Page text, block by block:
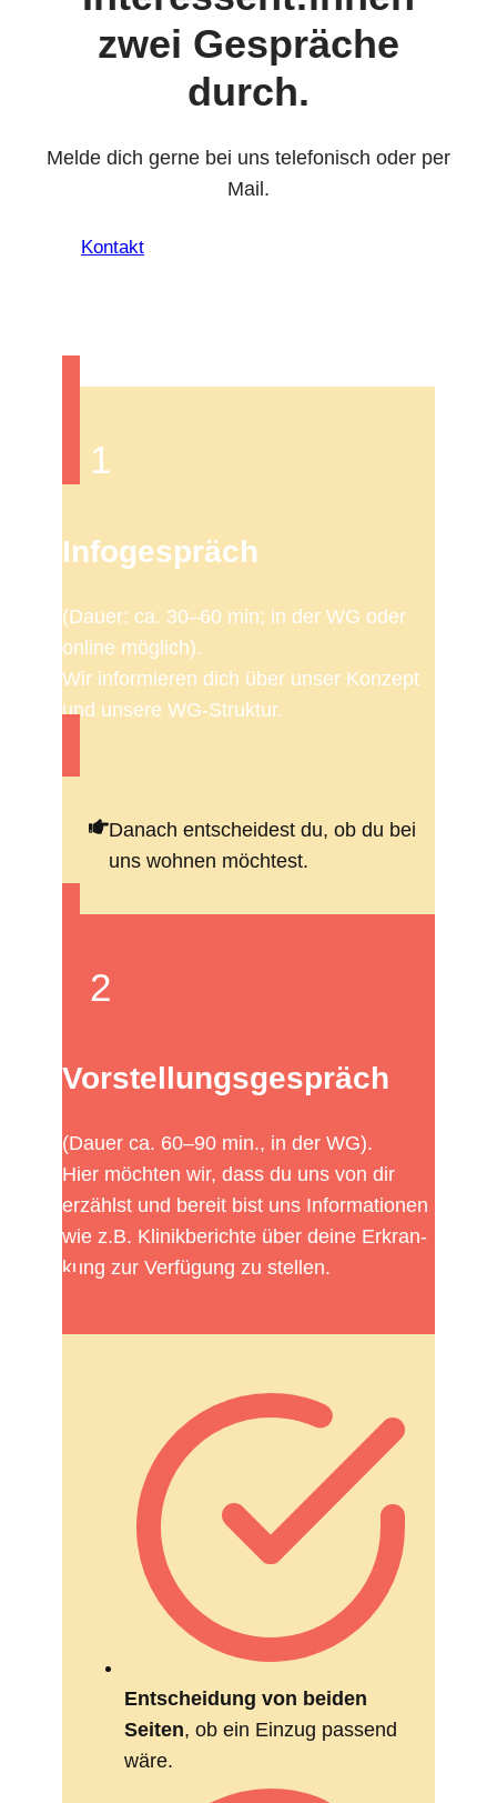
zwei Gespräche
durch.
Melde dich gerne bei uns tele­fo­nisch oder per
Mail.
Kontakt
1
Info­ge­spräch
(Dauer: ca. 30–60 min; in der WG oder
online möglich).
Wir infor­mieren dich über unser Konzept
und unsere WG-Struktur.
Danach entschei­dest du, ob du bei
uns wohnen möchtest.
2
Vorstel­lungs­ge­spräch
(Dauer ca. 60–90 min., in der WG).
Hier möchten wir, dass du uns von dir
erzählst und bereit bist uns Infor­ma­tionen
wie z.B. Klinik­be­richte über deine Erkran­
kung zur Verfü­gung zu stellen.
Entschei­dung von beiden
Seiten, ob ein Einzug passend
wäre.